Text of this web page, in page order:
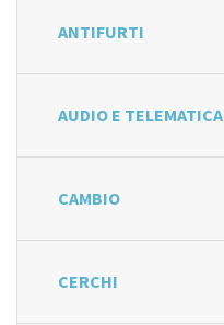
ANTIFURTI
AUDIO E TELEMATICA
CAMBIO
CERCHI